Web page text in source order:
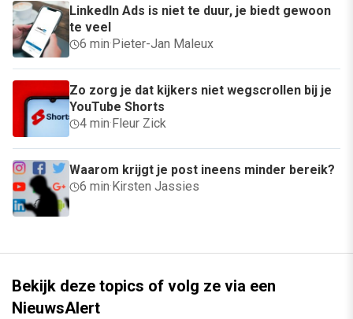
LinkedIn Ads is niet te duur, je biedt gewoon
te veel
6 min· Pieter-Jan Maleux
Zo zorg je dat kijkers niet wegscrollen bij je
YouTube Shorts
4 min· Fleur Zick
Waarom krijgt je post ineens minder bereik?
6 min· Kirsten Jassies
Bekijk deze topics of volg ze via een
NieuwsAlert